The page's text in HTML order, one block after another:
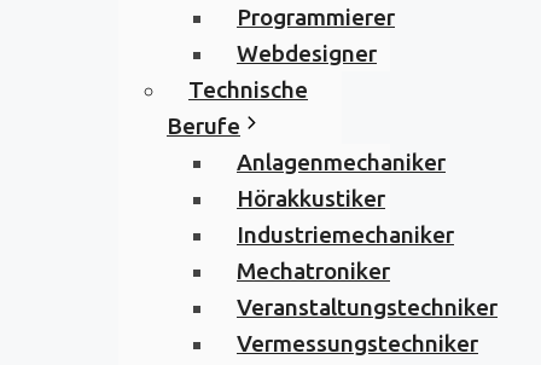
Programmierer
Webdesigner
Technische
Berufe
Anlagenmechaniker
Hörakkustiker
Industriemechaniker
Mechatroniker
Veranstaltungstechniker
Vermessungstechniker